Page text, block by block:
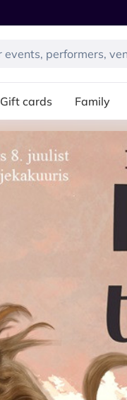
Gift cards Family